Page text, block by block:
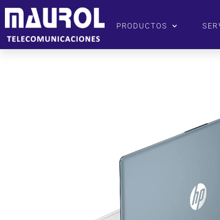
PRODUCTOS